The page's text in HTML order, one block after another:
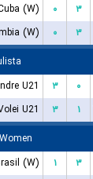
(W)
۰ ۳
(W)
۰ ۳
U21
۳ ۰
U21
۳ ۱
(W)
۱ ۳